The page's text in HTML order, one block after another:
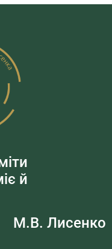
й
М.В. Лисенко